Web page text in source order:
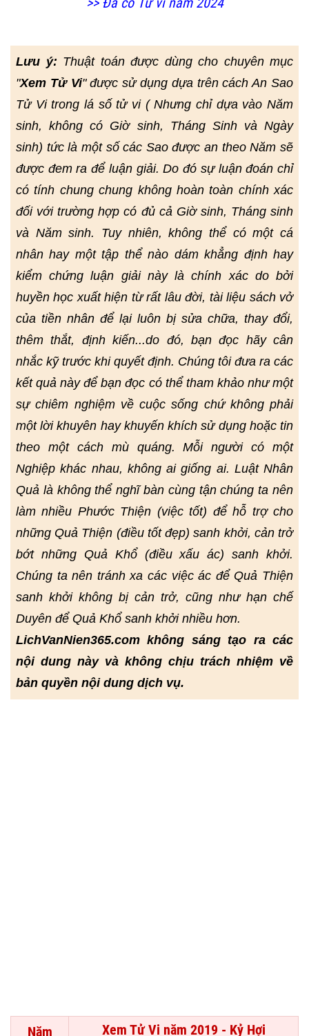
Lưu ý: Thuật toán được dùng cho chuyên mục
"Xem Tử Vi" được sử dụng dựa trên cách An Sao
Tử Vi trong lá số tử vi ( Nhưng chỉ dựa vào Năm
sinh, không có Giờ sinh, Tháng Sinh và Ngày
sinh) tức là một số các Sao được an theo Năm sẽ
được đem ra để luận giải. Do đó sự luận đoán chỉ
có tính chung chung không hoàn toàn chính xác
đối với trường hợp có đủ cả Giờ sinh, Tháng sinh
và Năm sinh. Tuy nhiên, không thể có một cá
nhân hay một tập thể nào dám khẳng định hay
kiểm chứng luận giải này là chính xác do bởi
huyền học xuất hiện từ rất lâu đời, tài liệu sách vở
của tiền nhân để lại luôn bị sửa chữa, thay đổi,
thêm thắt, định kiến...do đó, bạn đọc hãy cân
nhắc kỹ trước khi quyết định. Chúng tôi đưa ra các
kết quả này để bạn đọc có thể tham khảo như một
sự chiêm nghiệm về cuộc sống chứ không phải
một lời khuyên hay khuyến khích sử dụng hoặc tin
theo một cách mù quáng. Mỗi người có một
Nghiệp khác nhau, không ai giống ai. Luật Nhân
Quả là không thể nghĩ bàn cùng tận chúng ta nên
làm nhiều Phước Thiện (việc tốt) để hỗ trợ cho
những Quả Thiện (điều tốt đẹp) sanh khởi, cản trở
bớt những Quả Khổ (điều xấu ác) sanh khởi.
Chúng ta nên tránh xa các việc ác để Quả Thiện
sanh khởi không bị cản trở, cũng như hạn chế
Duyên để Quả Khổ sanh khởi nhiều hơn.
LichVanNien365.com không sáng tạo ra các
nội dung này và không chịu trách nhiệm về
bản quyền nội dung dịch vụ.
Năm Xem Tử Vi năm 2019 - Kỷ Hợi